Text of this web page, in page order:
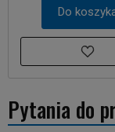
Do
Pytania do